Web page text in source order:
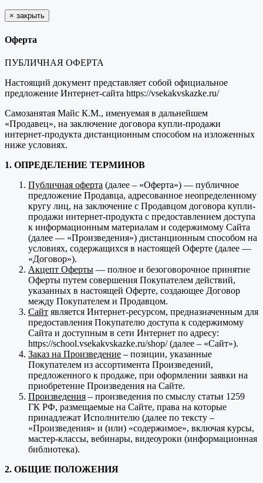
× закрыть
Оферта
ПУБЛИЧНАЯ ОФЕРТА
Настоящий документ представляет собой официальное
предложение Интернет-сайта https://vsekakvskazke.ru/
Самозанятая Майс К.М., именуемая в дальнейшем
«Продавец», на заключение договора купли-продажи
интернет-продукта дистанционным способом на изложенных
ниже условиях.
1. ОПРЕДЕЛЕНИЕ ТЕРМИНОВ
Публичная оферта (далее – «Оферта») — публичное
предложение Продавца, адресованное неопределенному
кругу лиц, на заключение с Продавцом договора купли-
продажи интернет-продукта с предоставлением доступа
к информационным материалам и содержимому Сайта
(далее — «Произведения») дистанционным способом на
условиях, содержащихся в настоящей Оферте (далее —
«Договор»).
Акцепт Оферты — полное и безоговорочное принятие
Оферты путем совершения Покупателем действий,
указанных в настоящей Оферте, создающее Договор
между Покупателем и Продавцом.
Сайт является Интернет-ресурсом, предназначенным для
предоставления Покупателю доступа к содержимому
Сайта и доступным в сети Интернет по адресу:
https://school.vsekakvskazke.ru/shop/ (далее – «Сайт»).
Заказ на Произведение – позиции, указанные
Покупателем из ассортимента Произведений,
предложенного к продаже, при оформлении заявки на
приобретение Произведения на Сайте.
Произведения – произведения по смыслу статьи 1259
ГК РФ, размещаемые на Сайте, права на которые
принадлежат Исполнителю (далее по тексту –
«Произведения» и (или) «содержимое», включая курсы,
мастер-классы, вебинары, видеоуроки (информационная
библиотека).
2. ОБЩИЕ ПОЛОЖЕНИЯ